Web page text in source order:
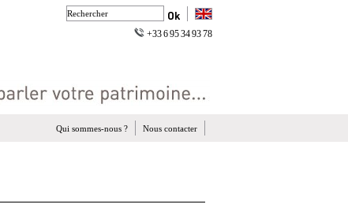
+33 6 95 34 93 78
Nous contacter
Qui sommes-nous ?